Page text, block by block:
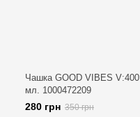
Чашка GOOD VIBES V:400
мл. 1000472209
280 грн 350 грн